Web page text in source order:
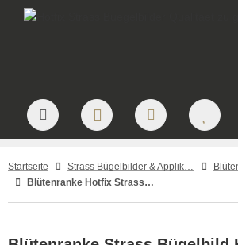
Startseite Strass Bügelbilder & Applikationen zum Aufbügeln
Blütenranke Hotfix Strass Bügelbild Strass Applikation Crystal 110516